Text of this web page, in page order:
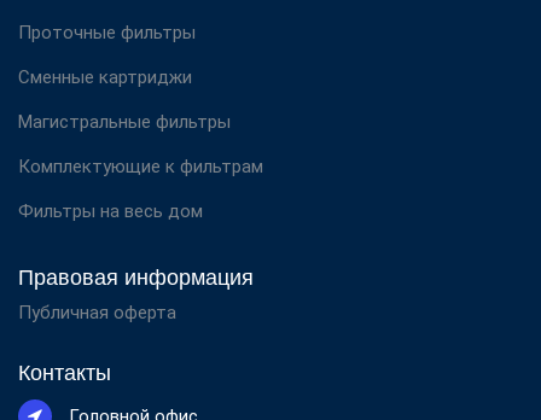
Проточные фильтры
Сменные картриджи
Магистральные фильтры
Комплектующие к фильтрам
Фильтры на весь дом
Правовая информация
Публичная оферта
Контакты